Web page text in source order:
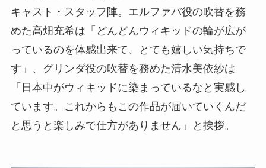
キャスト・スタッフ陣。エルファバ役の吹替を務
めた高畑充希は「どんどんウィキッドの輪が広が
っているのを体感出来て、とても嬉しい気持ちで
す」、グリンダ役の吹替を務めた清水美依紗は
「日本中がウィキッドに染まっているなと実感し
ています。これからもこの作品が届いていくんだ
と思うと楽しみで仕方がありません」と挨拶。